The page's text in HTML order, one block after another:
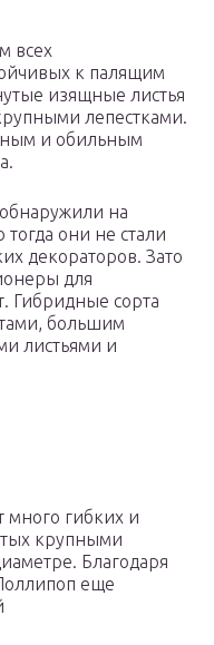
всех
к палящим
изящные листья
лепестками.
и обильным
на
они не стали
декораторов. Зато
для
Гибридные сорта
большим
листьями и
много гибких и
крупными
Благодаря
еще